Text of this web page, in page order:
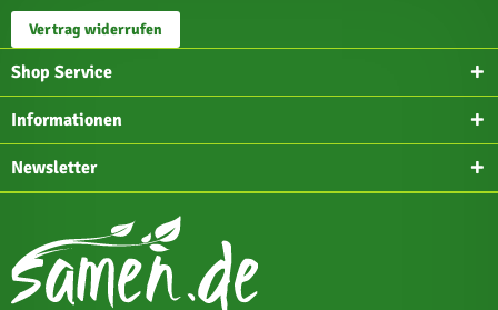
Vertrag widerrufen
Shop Service
Informationen
Newsletter